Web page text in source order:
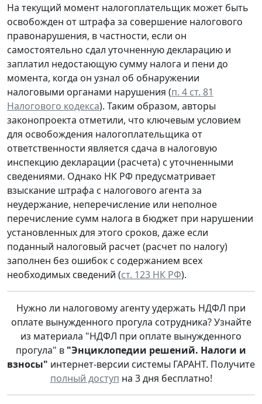
На текущий момент налогоплательщик может быть
освобожден от штрафа за совершение налогового
правонарушения, в частности, если он
самостоятельно сдал уточненную декларацию и
заплатил недостающую сумму налога и пени до
момента, когда он узнал об обнаружении
налоговыми органами нарушения (п. 4 ст. 81
Налогового кодекса). Таким образом, авторы
законопроекта отметили, что ключевым условием
для освобождения налогоплательщика от
ответственности является сдача в налоговую
инспекцию декларации (расчета) с уточненными
сведениями. Однако НК РФ предусматривает
взыскание штрафа с налогового агента за
неудержание, неперечисление или неполное
перечисление сумм налога в бюджет при нарушении
установленных для этого сроков, даже если
поданный налоговый расчет (расчет по налогу)
заполнен без ошибок с содержанием всех
необходимых сведений (ст. 123 НК РФ).
Нужно ли налоговому агенту удержать НДФЛ при
оплате вынужденного прогула сотрудника? Узнайте
из материала "НДФЛ при оплате вынужденного
прогула" в "Энциклопедии решений. Налоги и
взносы" интернет-версии системы ГАРАНТ. Получите
полный доступ на 3 дня бесплатно!